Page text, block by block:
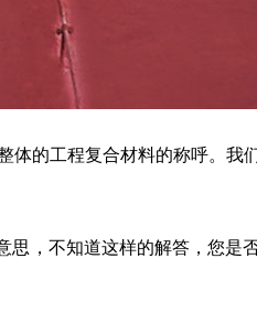
的工程复合材料的称呼。我
，不知道这样的解答，您是